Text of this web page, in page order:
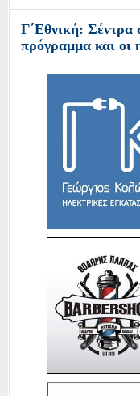
Γ΄Εθνική: Σέντρα
πρόγραμμα και οι